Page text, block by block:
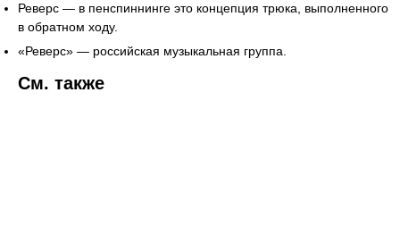
Реверс — в пенспиннинге это концепция трюка, выполненного
в обратном ходу.
«Реверс» — российская музыкальная группа.
См. также